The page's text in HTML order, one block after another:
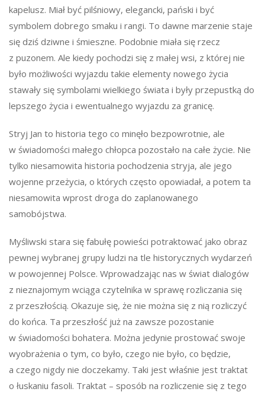
kapelusz. Miał być pilśniowy, elegancki, pański i być
symbolem dobrego smaku i rangi. To dawne marzenie staje
się dziś dziwne i śmieszne. Podobnie miała się rzecz
z puzonem. Ale kiedy pochodzi się z małej wsi, z której nie
było możliwości wyjazdu takie elementy nowego życia
stawały się symbolami wielkiego świata i były przepustką do
lepszego życia i ewentualnego wyjazdu za granicę.
Stryj Jan to historia tego co minęło bezpowrotnie, ale
w świadomości małego chłopca pozostało na całe życie. Nie
tylko niesamowita historia pochodzenia stryja, ale jego
wojenne przeżycia, o których często opowiadał, a potem ta
niesamowita wprost droga do zaplanowanego
samobójstwa.
Myśliwski stara się fabułę powieści potraktować jako obraz
pewnej wybranej grupy ludzi na tle historycznych wydarzeń
w powojennej Polsce. Wprowadzając nas w świat dialogów
z nieznajomym wciąga czytelnika w sprawę rozliczania się
z przeszłością. Okazuje się, że nie można się z nią rozliczyć
do końca. Ta przeszłość już na zawsze pozostanie
w świadomości bohatera. Można jedynie prostować swoje
wyobrażenia o tym, co było, czego nie było, co będzie,
a czego nigdy nie doczekamy. Taki jest właśnie jest traktat
o łuskaniu fasoli. Traktat – sposób na rozliczenie się z tego